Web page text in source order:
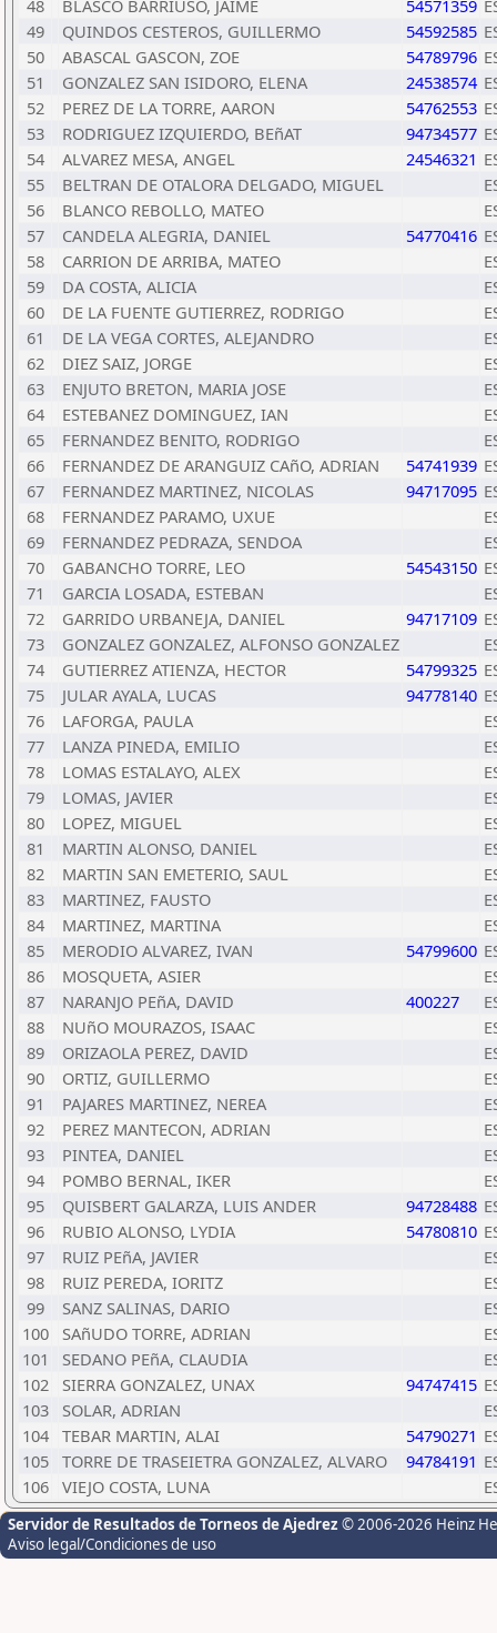
48
BLASCO BARRIUSO, JAIME 54571359
49
QUINDOS CESTEROS, GUILLERMO 54592585
50
ABASCAL GASCON, ZOE 54789796
51
GONZALEZ SAN ISIDORO, ELENA 24538574
52
PEREZ DE LA TORRE, AARON 54762553
53
RODRIGUEZ IZQUIERDO, BEñAT 94734577
54
ALVAREZ MESA, ANGEL 24546321
55
BELTRAN DE OTALORA DELGADO, MIGUEL
56
BLANCO REBOLLO, MATEO
57
CANDELA ALEGRIA, DANIEL 54770416
58
CARRION DE ARRIBA, MATEO
59
DA COSTA, ALICIA
60
DE LA FUENTE GUTIERREZ, RODRIGO
61
DE LA VEGA CORTES, ALEJANDRO
62
DIEZ SAIZ, JORGE
63
ENJUTO BRETON, MARIA JOSE
64
ESTEBANEZ DOMINGUEZ, IAN
65
FERNANDEZ BENITO, RODRIGO
66
FERNANDEZ DE ARANGUIZ CAñO, ADRIAN 54741939
67
FERNANDEZ MARTINEZ, NICOLAS 94717095
68
FERNANDEZ PARAMO, UXUE
69
FERNANDEZ PEDRAZA, SENDOA
70
GABANCHO TORRE, LEO 54543150
71
GARCIA LOSADA, ESTEBAN
72
GARRIDO URBANEJA, DANIEL 94717109
73
GONZALEZ GONZALEZ, ALFONSO GONZALEZ
74
GUTIERREZ ATIENZA, HECTOR 54799325
75
JULAR AYALA, LUCAS 94778140
76
LAFORGA, PAULA
77
LANZA PINEDA, EMILIO
78
LOMAS ESTALAYO, ALEX
79
LOMAS, JAVIER
80
LOPEZ, MIGUEL
81
MARTIN ALONSO, DANIEL
82
MARTIN SAN EMETERIO, SAUL
83
MARTINEZ, FAUSTO
84
MARTINEZ, MARTINA
85
MERODIO ALVAREZ, IVAN 54799600
86
MOSQUETA, ASIER
87
NARANJO PEñA, DAVID 400227
88
NUñO MOURAZOS, ISAAC
89
ORIZAOLA PEREZ, DAVID
90
ORTIZ, GUILLERMO
91
PAJARES MARTINEZ, NEREA
92
PEREZ MANTECON, ADRIAN
93
PINTEA, DANIEL
94
POMBO BERNAL, IKER
95
QUISBERT GALARZA, LUIS ANDER 94728488
96
RUBIO ALONSO, LYDIA 54780810
97
RUIZ PEñA, JAVIER
98
RUIZ PEREDA, IORITZ
99
SANZ SALINAS, DARIO
100
SAñUDO TORRE, ADRIAN
101
SEDANO PEñA, CLAUDIA
102
SIERRA GONZALEZ, UNAX 94747415
103
SOLAR, ADRIAN
104 TEBAR MARTIN, ALAI 54790271
105 TORRE DE TRASEIETRA GONZALEZ, ALVARO 94784191
106 VIEJO COSTA, LUNA
Servidor de Resultados de Torneos de Ajedrez © 2006-2026 Heinz
Aviso legal/Condiciones de uso